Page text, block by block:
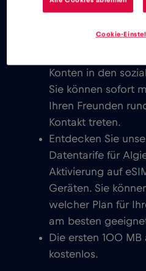
Sie können E-
Konten in den
Sie können sofort
Ihren Freunden
Kontakt treten.
Entdecken Sie
Datentarife für
Aktivierung auf
Geräten. Sie
welcher Plan für
am besten
Die ersten 100 MB
kostenlos.
Cookie-